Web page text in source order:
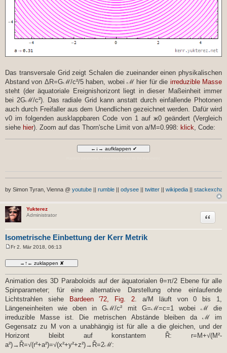
Das transversale Grid zeigt Schalen die zueinander einen physikalischen
Abstand von ΔR=Gℳ/c²/5 haben, wobei ℳ hier für die irreduzible Masse
steht (der äquatoriale Ereignishorizont liegt in dieser Maßeinheit immer
bei 2Gℳ/c²). Das radiale Grid kann anstatt durch einfallende Photonen
auch durch Freifaller aus dem Unendlichen gezeichnet werden. Dafür wird
v0 im folgenden ausklappbaren Code von 1 auf ж0 geändert (Vergleich
siehe hier). Zoom auf das Thorn'sche Limit von a/M=0.998: klick, Code:
by Simon Tyran, Vienna @ youtube || rumble || odysee || twitter || wikipedia ||
Yukterez
Administrator
Isometrische Einbettung der Kerr Metrik
Zitat
r
a
g
Fr 2. Mär 2018, 06:13
Animation des 3D Paraboloids auf der äquatorialen θ=π/2 Ebene für alle
Spinparameter; für eine alternative Darstellung ohne einlaufende
Lichtstrahlen siehe
Bardeen '72, Fig. 2. a/M läuft von 0 bis 1,
Längeneinheiten wie oben in Gℳ/c² mit G=ℳ=c=1 wobei ℳ die
irreduzible Masse ist. Die metrischen Abstände bleiben da ℳ im
Gegensatz zu M von a unabhängig ist für alle a die gleichen, und der
Horizont bleibt auf konstantem Ř: r=M+√(M²-
a²)→Ř=√(r²+a²)=√(x²+y²+z²)→Ř=2ℳ: